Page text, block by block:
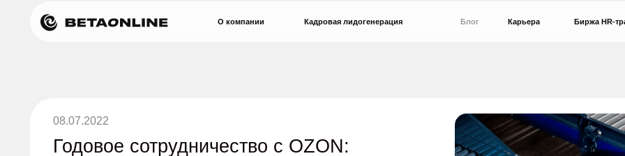
Кадровая лидогенерация
О компании Карьера Биржа HR-трафика
Годовое сотрудничество с OZON:
вызовы 2020 и 700 трудоустроенных